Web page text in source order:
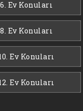
6. Ev Konuları
8. Ev Konuları
Ev Konuları
Ev Konuları